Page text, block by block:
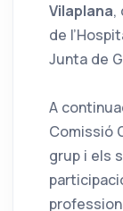
Vilaplana,
de
Junta de
A
Comissió
grup i els